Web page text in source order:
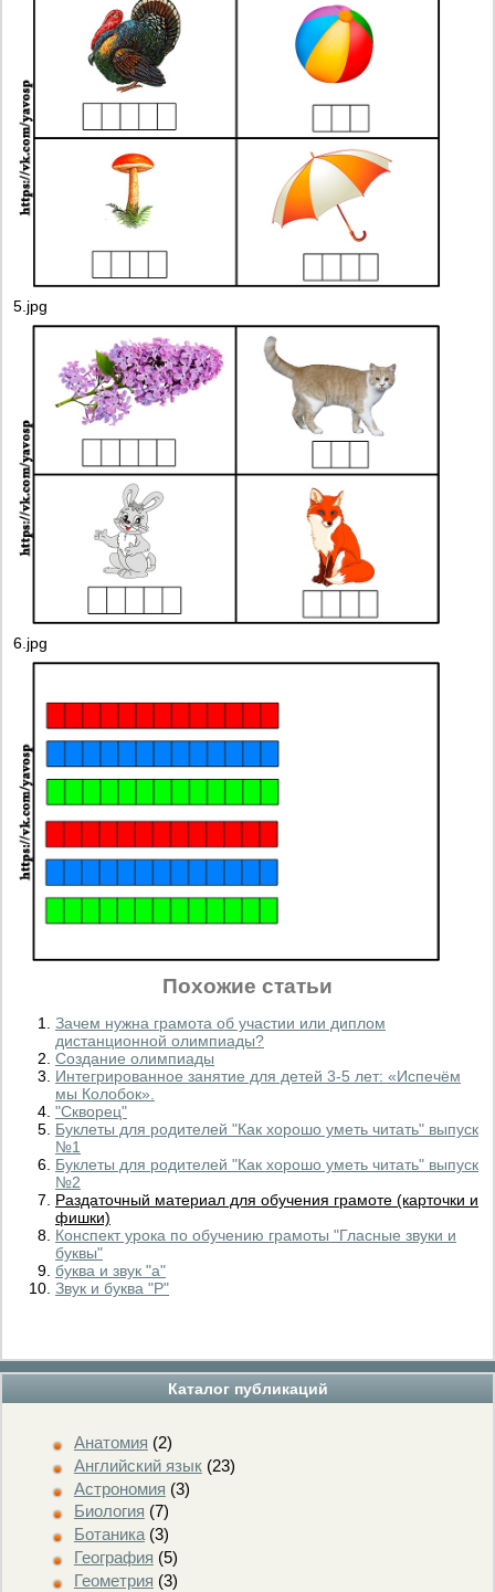
Каталог публикаций
Анатомия (2)
Английский язык(23)
Астрономия (3)
Биология (7)
Ботаника(3)
География (5)
Геометрия (3)
5.jpg
6.jpg
Похожие статьи
Зачем нужна грамота об участии или диплом
дистанционной олимпиады?
Создание олимпиады
Интегрированное занятие для детей 3-5 лет: «Испечём
мы Колобок».
"Скворец"
Буклеты для родителей "Как хорошо уметь читать" выпуск
№1
Буклеты для родителей "Как хорошо уметь читать" выпуск
№2
Раздаточный материал для обучения грамоте (карточки и
фишки)
Конспект урока по обучению грамоты "Гласные звуки и
буквы"
буква и звук "а"
Звук и буква "Р"